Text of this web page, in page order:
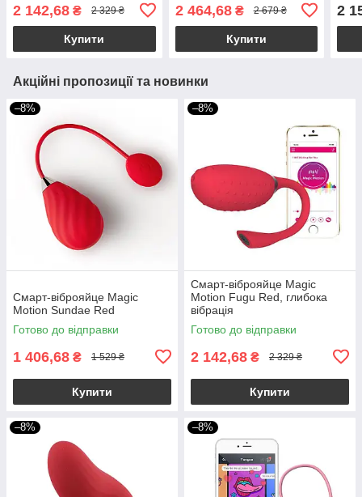
2 142,68 ₴ 2 329 ₴
Купити
2 464,68₴ 2 679 ₴
Купити
2
Акційні пропозиції та новинки
–8%
Смарт-віброяйце Magic
Motion Sundae Red
Готово до відправки
1 406,68 ₴ 1 529 ₴
Купити
–8%
Смарт-віброяйце Magic
Motion Fugu Red, глибока
вібрація
Готово до відправки
2 142,68 ₴ 2 329 ₴
Купити
–8% –8%